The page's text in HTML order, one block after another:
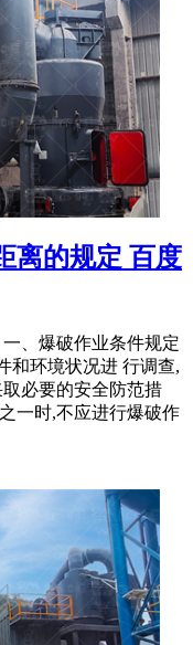
离的规定 百度
、爆破作业条件规定
和环境状况进 行调查,
必要的安全防范措
一时,不应进行爆破作